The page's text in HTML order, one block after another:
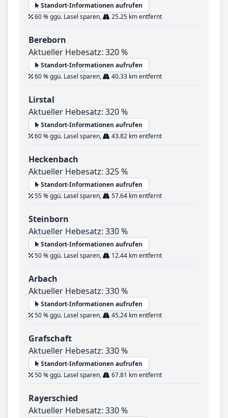
Standort-Informationen aufrufen
60 % ggü. Lasel sparen,
25.25 km entfernt
Bereborn
Aktueller Hebesatz: 320 %
Standort-Informationen aufrufen
60 % ggü. Lasel sparen,
40.33 km entfernt
Lirstal
Aktueller Hebesatz: 320 %
Standort-Informationen aufrufen
60 % ggü. Lasel sparen,
43.82 km entfernt
Heckenbach
Aktueller Hebesatz: 325 %
Standort-Informationen aufrufen
55 % ggü. Lasel sparen,
57.64 km entfernt
Steinborn
Aktueller Hebesatz: 330 %
Standort-Informationen aufrufen
50 % ggü. Lasel sparen,
12.44 km entfernt
Arbach
Aktueller Hebesatz: 330 %
Standort-Informationen aufrufen
50 % ggü. Lasel sparen,
45.24 km entfernt
Grafschaft
Aktueller Hebesatz: 330 %
Standort-Informationen aufrufen
50 % ggü. Lasel sparen,
67.81 km entfernt
Rayerschied
Aktueller Hebesatz: 330 %